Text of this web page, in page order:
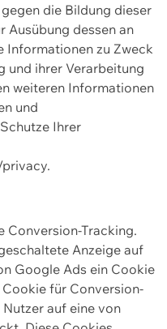
die Bildung dieser
Ausübung dessen an
Informationen zu Zweck
und ihrer Verarbeitung
weiteren Informationen
und
Ihrer
Conversion-Tracking.
Anzeige auf
Google Ads ein Cookie
für Conversion-
auf eine von